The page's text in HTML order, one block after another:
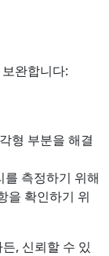
완합니다:
형 부분을 해결
측정하기 위해
을 확인하기 위
, 신뢰할 수 있